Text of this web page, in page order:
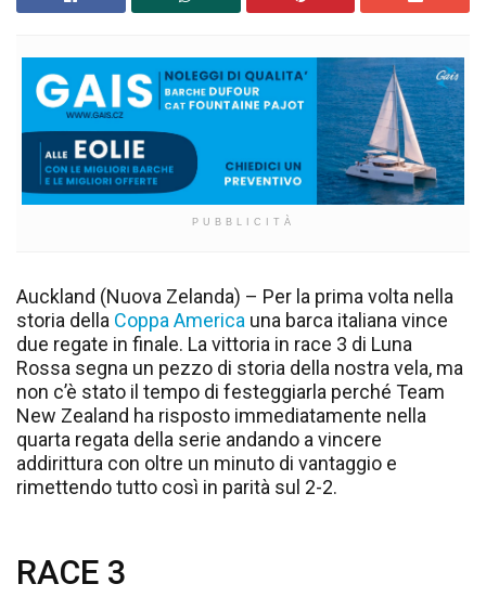
PUBBLICITÀ
Auckland (Nuova Zelanda) – Per la prima volta nella
storia della Coppa America una barca italiana vince
due regate in finale. La vittoria in race 3 di Luna
Rossa segna un pezzo di storia della nostra vela, ma
non c’è stato il tempo di festeggiarla perché Team
New Zealand ha risposto immediatamente nella
quarta regata della serie andando a vincere
addirittura con oltre un minuto di vantaggio e
rimettendo tutto così in parità sul 2-2.
RACE 3